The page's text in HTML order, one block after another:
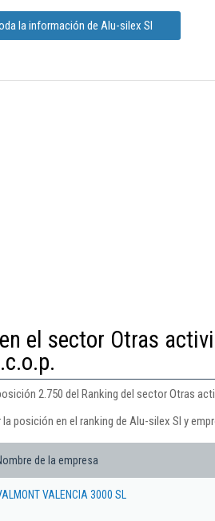
la información de Alu-silex Sl
en el sector Otras
2.750 del Ranking del sector Otras
posición en el ranking de Alu-silex Sl y
de la empresa
VALENCIA 3000 SL